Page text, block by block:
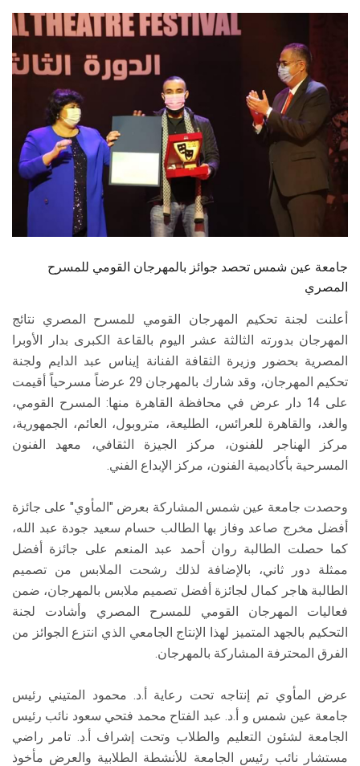
هيئة التدريس
الدراسات العليا
الخريجين
الزائـرون
سجل الان
جامعة عين شمس تحصد جوائز بالمهرجان القومي للمسرح
المصري
أعلنت لجنة تحكيم المهرجان القومي للمسرح المصري نتائج
المهرجان بدورته الثالثة عشر اليوم بالقاعة الكبرى بدار الأوبرا
المصرية بحضور وزيرة الثقافة الفنانة إيناس عبد الدايم ولجنة
تحكيم المهرجان، وقد شارك بالمهرجان 29 عرضاً مسرحياً أقيمت
على 14 دار عرض في محافظة القاهرة منها: المسرح القومي،
والغد، والقاهرة للعرائس، الطليعة، متروبول، العائم، الجمهورية،
مركز الهناجر للفنون، مركز الجيزة الثقافي، معهد الفنون
المسرحية بأكاديمية الفنون، مركز الإبداع الفني.
وحصدت جامعة عين شمس المشاركة بعرض "المأوي" على جائزة
أفضل مخرج صاعد وفاز بها الطالب حسام سعيد جودة عبد الله،
كما حصلت الطالبة روان أحمد عبد المنعم على جائزة أفضل
ممثلة دور ثاني، بالإضافة لذلك رشحت الملابس من تصميم
الطالبة هاجر كمال لجائزة أفضل تصميم ملابس بالمهرجان، ضمن
فعاليات المهرجان القومي للمسرح المصري وأشادت لجنة
التحكيم بالجهد المتميز لهذا الإنتاج الجامعي الذي انتزع الجوائز من
الفرق المحترفة المشاركة بالمهرجان.
عرض المأوي تم إنتاجه تحت رعاية أ.د. محمود المتيني رئيس
جامعة عين شمس و أ.د. عبد الفتاح محمد فتحي سعود نائب رئيس
الجامعة لشئون التعليم والطلاب وتحت إشراف أ.د. تامر راضي
مستشار نائب رئيس الجامعة للأنشطة الطلابية والعرض مأخوذ